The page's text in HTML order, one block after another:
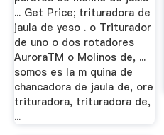
... Get Price; trituradora de
jaula de yeso . o Triturador
de uno o dos rotadores
AuroraTM o Molinos de, ...
somos es la m quina de
chancadora de jaula de, ore
trituradora, trituradora de,
...